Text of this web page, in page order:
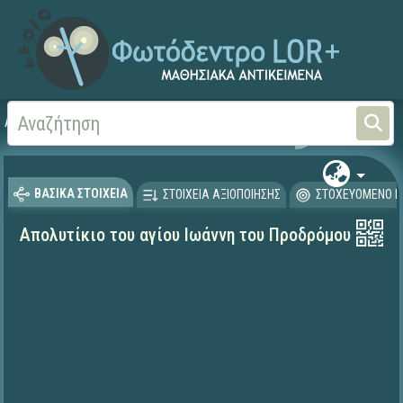
Αρχική
ΒΑΣΙΚΑ ΣΤΟΙΧΕΙΑ ΣΤΟΙΧΕΙΑ ΑΞΙΟΠΟΙΗΣΗΣ ΣΤΟΧΕΥΟΜΕΝΟ
Απολυτίκιο του αγίου Ιωάννη του Προδρόμου